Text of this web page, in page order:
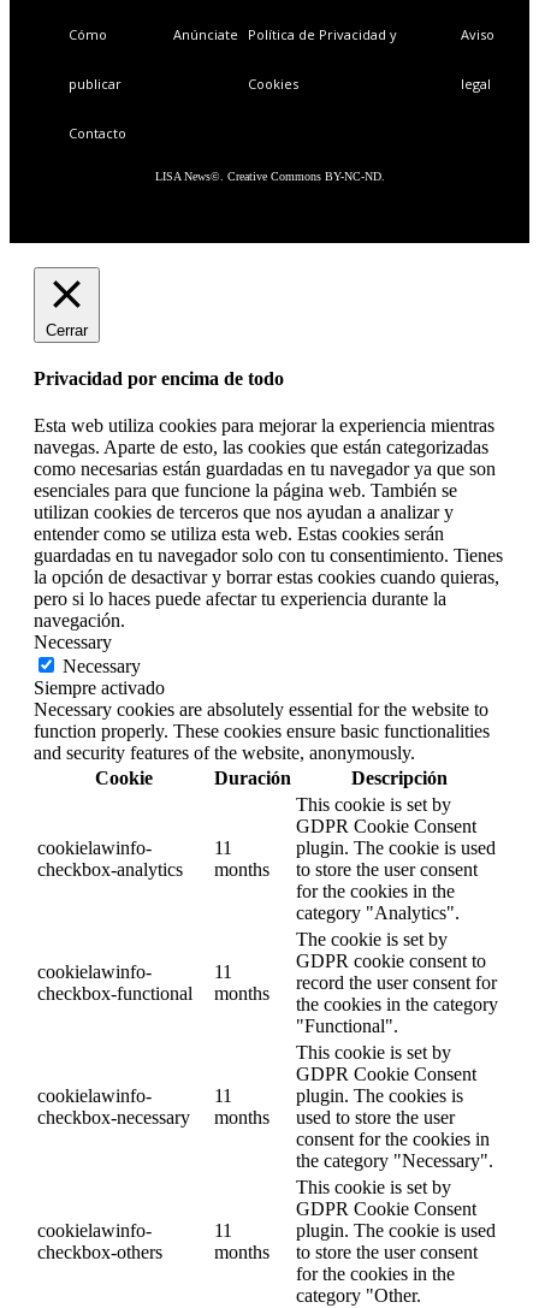
Cómo
publicar
Anúnciate Política de Privacidad y
Cookies
Aviso
legal
Contacto
LISA News©. Creative Commons BY-NC-ND.
Cerrar
Privacidad por encima de todo
Esta web utiliza cookies para mejorar la experiencia mientras
navegas. Aparte de esto, las cookies que están categorizadas
como necesarias están guardadas en tu navegador ya que son
esenciales para que funcione la página web. También se
utilizan cookies de terceros que nos ayudan a analizar y
entender como se utiliza esta web. Estas cookies serán
guardadas en tu navegador solo con tu consentimiento. Tienes
la opción de desactivar y borrar estas cookies cuando quieras,
pero si lo haces puede afectar tu experiencia durante la
navegación.
Necessary
Necessary
Siempre activado
Necessary cookies are absolutely essential for the website to
function properly. These cookies ensure basic functionalities
and security features of the website, anonymously.
Cookie
Duración Descripción
cookielawinfo-
checkbox-analytics
11
months
This cookie is set by
GDPR Cookie Consent
plugin. The cookie is used
to store the user consent
for the cookies in the
category "Analytics".
cookielawinfo-
checkbox-functional
11
months
The cookie is set by
GDPR cookie consent to
record the user consent for
the cookies in the category
"Functional".
cookielawinfo-
checkbox-necessary
11
months
This cookie is set by
GDPR Cookie Consent
plugin. The cookies is
used to store the user
consent for the cookies in
the category "Necessary".
cookielawinfo-
checkbox-others
11
months
This cookie is set by
GDPR Cookie Consent
plugin. The cookie is used
to store the user consent
for the cookies in the
category "Other.